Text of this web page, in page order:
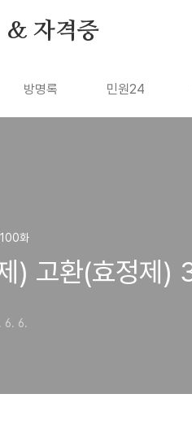
& 자격증
방명록 민원24
화
) 고환(효정제)
6. 6.